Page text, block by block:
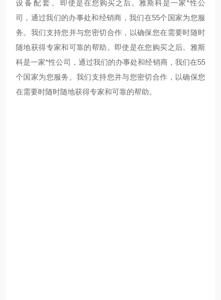
设备配套。
即使是在您购买之后。雅斯科是一家*性公
司，通过我们的办事处和经销商，我们在55个国家为您服
务。我们支持您并与您密切合作，以确保您在需要时随时
随地获得专家和可靠的帮助。 即使是在您购买之后。雅斯
科是一家*性公司，通过我们的办事处和经销商，我们在55
个国家为您服务。我们支持您并与您密切合作，以确保您
在需要时随时随地获得专家和可靠的帮助。